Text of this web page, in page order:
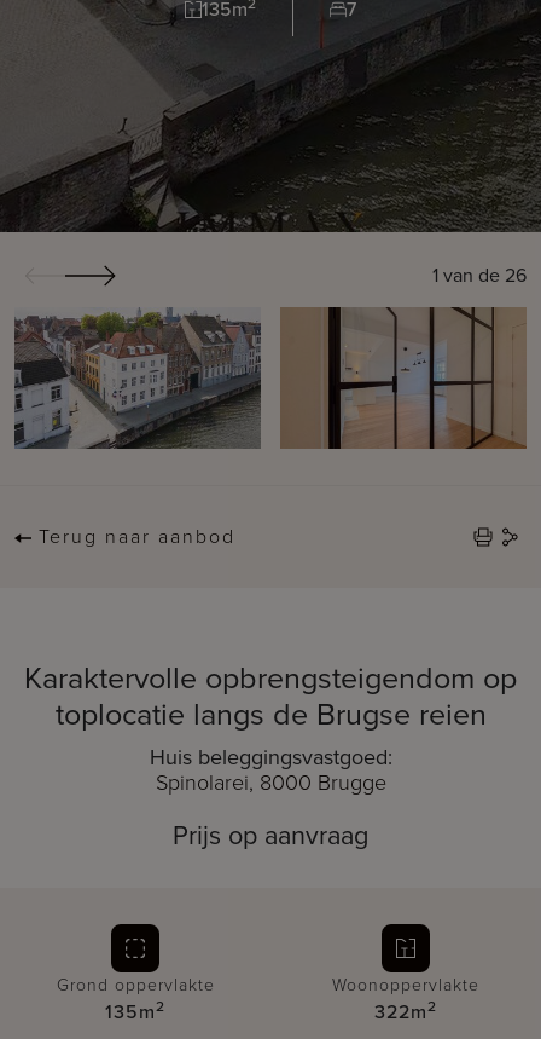
135m 7
1 van de 26
Terug naar aanbod
Karaktervolle opbrengsteigendom op
toplocatie langs de Brugse reien
Huis beleggingsvastgoed:
Spinolarei, 8000 Brugge
Prijs op aanvraag
Grond oppervlakte
135m2
Woonoppervlakte
322m2